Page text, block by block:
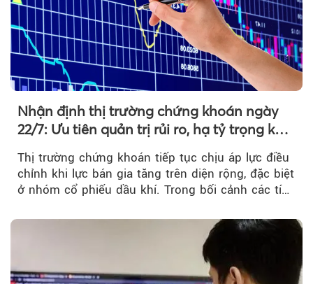
Nhận định thị trường chứng khoán ngày
22/7: Ưu tiên quản trị rủi ro, hạ tỷ trọng khi
Thị trường chứng khoán tiếp tục chịu áp lực điều
chỉnh khi lực bán gia tăng trên diện rộng, đặc biệt
ở nhóm cổ phiếu dầu khí. Trong bối cảnh các tín